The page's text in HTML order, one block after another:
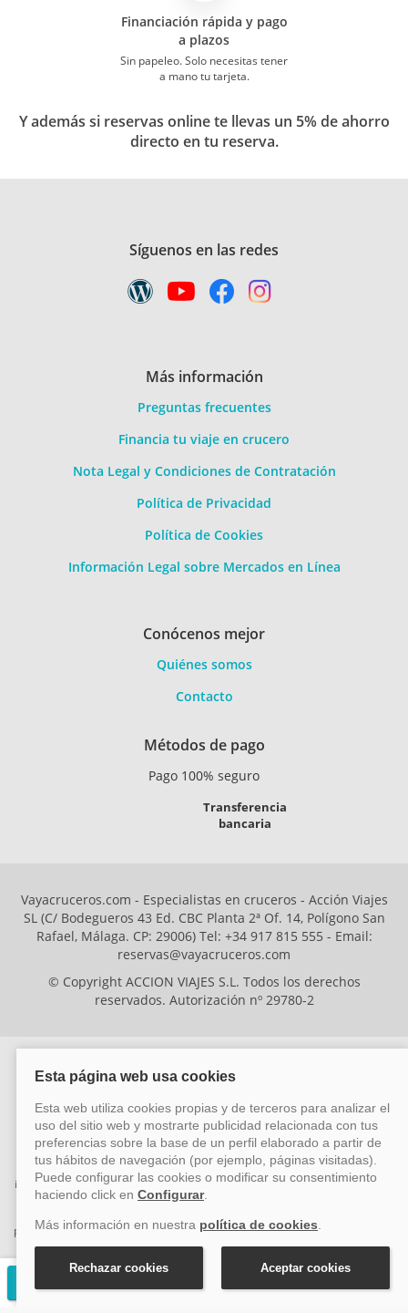
Financiación rápida y pago
a plazos
Sin papeleo. Solo necesitas tener
a mano tu tarjeta.
Y además si reservas online te llevas un 5% de ahorro
directo en tu reserva.
Síguenos en las redes
Más información
Preguntas frecuentes
Financia tu viaje en crucero
Nota Legal y Condiciones de Contratación
Política de Privacidad
Política de Cookies
Información Legal sobre Mercados en Línea
Conócenos mejor
Quiénes somos
Contacto
Métodos de pago
Pago 100% seguro
Transferencia
bancaria
Vayacruceros.com - Especialistas en cruceros - Acción Viajes
SL (C/ Bodegueros 43 Ed. CBC Planta 2ª Of. 14, Polígono San
Rafael, Málaga. CP: 29006) Tel: +34 917 815 555 - Email:
reservas@vayacruceros.com
© Copyright ACCION VIAJES S.L. Todos los derechos
reservados. Autorización nº 29780-2
ACCION VIAJES SL ha sido beneficiaria del Fondo Europeo de Desarrollo
Regional (FEDER), cuyo objetivo es mejorar la competitividad de las pymes
mediante el impulso de la innovación, el desarrollo tecnológico, la
investigación de calidad y el uso seguro y fiable del ciberespacio. Gracias a
esta financiación, la empresa ha puesto en marcha un Plan de Acción
promoviendo la innovación y la ciberseguridad. Para ello, ha contado con el
apoyo de los programas Pyme Innova y Pyme Cibersegura de la Cámara
de Comercio de Málaga. #EuropaSeSiente